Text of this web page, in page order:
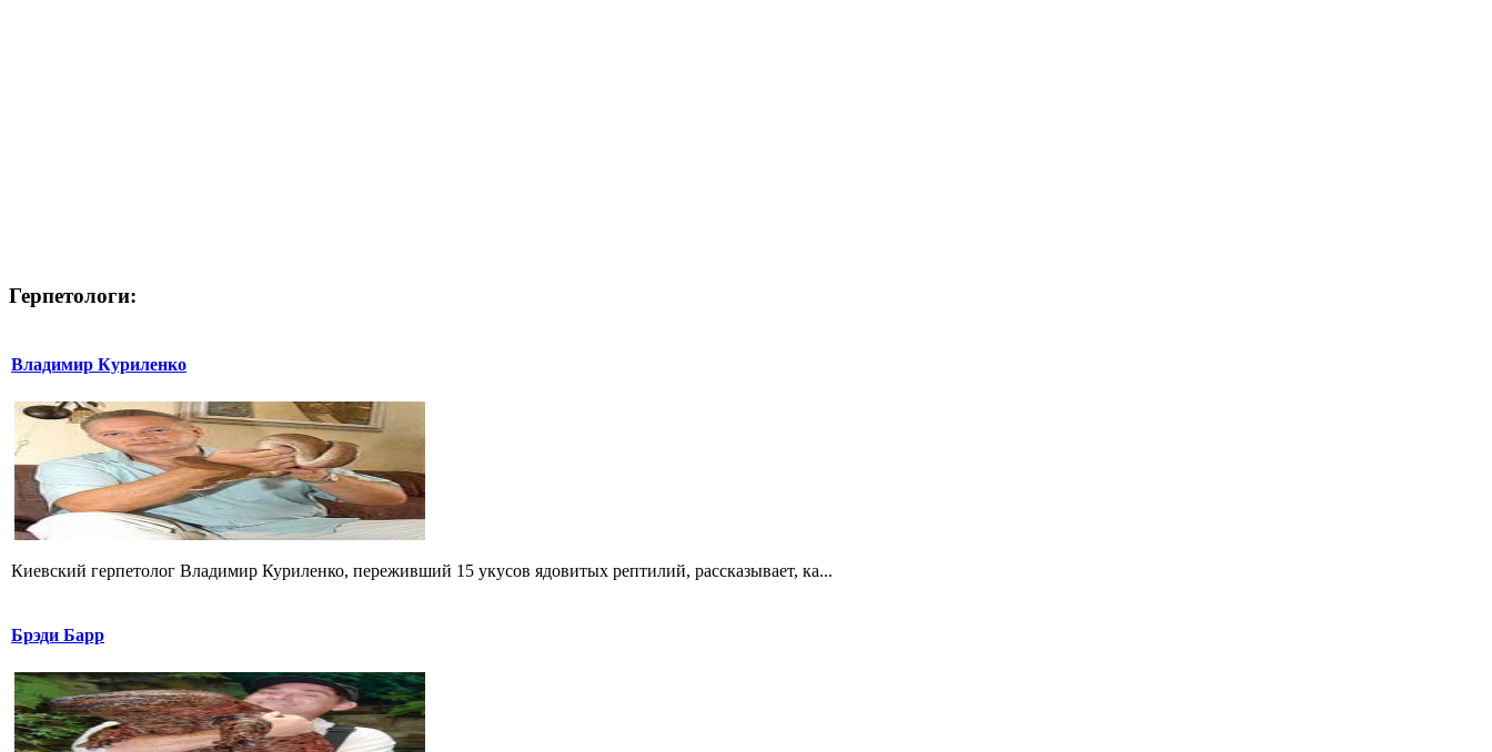
Герпетологи:
Владимир Куриленко
Киевский герпетолог Владимир Куриленко, переживший 15 укусов ядовитых рептилий, рассказывает, ка...
Брэди Барр